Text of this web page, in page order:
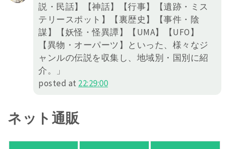
説・民話】【神話】【行事】【遺跡・ミス
テリースポット】【裏歴史】【事件・陰
謀】【妖怪・怪異譚】【UMA】【UFO】
【異物・オーパーツ】といった、様々なジ
ャンルの伝説を収集し、地域別・国別に紹
介。」
posted at 22:29:00
ネット通販